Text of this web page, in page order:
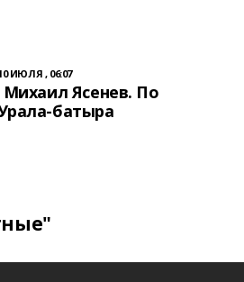
ИЮЛЯ , 06:07
Михаил Ясенев. По
батыра